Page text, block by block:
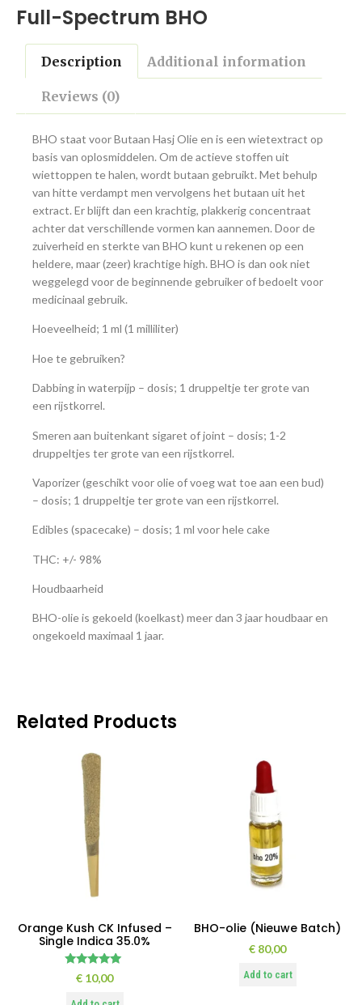
Full-Spectrum BHO
Description Additional information
Reviews (0)
BHO staat voor Butaan Hasj Olie en is een wietextract op
basis van oplosmiddelen. Om de actieve stoffen uit
wiettoppen te halen, wordt butaan gebruikt. Met behulp
van hitte verdampt men vervolgens het butaan uit het
extract. Er blijft dan een krachtig, plakkerig concentraat
achter dat verschillende vormen kan aannemen. Door de
zuiverheid en sterkte van BHO kunt u rekenen op een
heldere, maar (zeer) krachtige high. BHO is dan ook niet
weggelegd voor de beginnende gebruiker of bedoelt voor
medicinaal gebruik.
Hoeveelheid; 1 ml (1 milliliter)
Hoe te gebruiken?
Dabbing in waterpijp – dosis; 1 druppeltje ter grote van
een rijstkorrel.
Smeren aan buitenkant sigaret of joint – dosis; 1-2
druppeltjes ter grote van een rijstkorrel.
Vaporizer (geschikt voor olie of voeg wat toe aan een bud)
– dosis; 1 druppeltje ter grote van een rijstkorrel.
Edibles (spacecake) – dosis; 1 ml voor hele cake
THC: +/- 98%
Houdbaarheid
BHO-olie is gekoeld (koelkast) meer dan 3 jaar houdbaar en
ongekoeld maximaal 1 jaar.
Related Products
Orange Kush CK Infused –
Single Indica 35.0%
Rated
5.00
€ 10,00
BHO-olie (Nieuwe Batch)
€ 80,00
Add to cart